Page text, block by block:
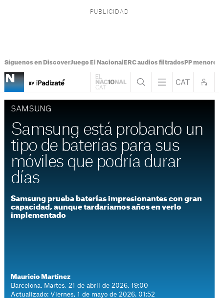
Síguenos en DiscoverJuego El Nacional ERC audios filtradosPP
SAMSUNG
Samsung está probando un
tipo de baterías para sus
móviles que podría durar
días
Samsung prueba baterías impresionantes con gran
capacidad, aunque tardaríamos años en verlo
implementado
Mauricio Martínez
Barcelona. Martes, 21 de abril de 2026. 19:00
Actualizado: Viernes, 1 de mayo de 2026. 01:52